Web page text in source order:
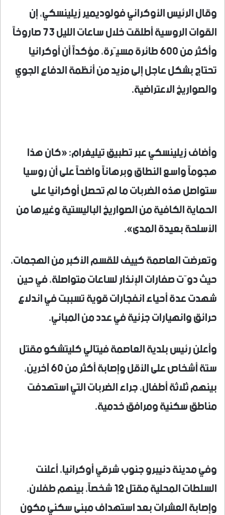
وقال الرئيس الأوكراني فولوديمير زيلينسكي، إن
القوات الروسية أطلقت خلال ساعات الليل 73 صاروخاً
وأكثر من 600 طائرة مسيّرة، مؤكداً أن أوكرانيا
تحتاج بشكل عاجل إلى مزيد من أنظمة الدفاع الجوي
والصواريخ الاعتراضية.
وأضاف زيلينسكي عبر تطبيق تيليغرام: «كان هذا
هجوماً واسع النطاق وبرهاناً واضحاً على أن روسيا
ستواصل هذه الضربات ما لم تحصل أوكرانيا على
الحماية الكافية من الصواريخ الباليستية وغيرها من
الأسلحة بعيدة المدى».
وتعرضت العاصمة كييف للقسم الأكبر من الهجمات،
حيث دوّت صفارات الإنذار لساعات متواصلة، في حين
شهدت عدة أحياء انفجارات قوية تسببت في اندلاع
حرائق وانهيارات جزئية في عدد من المباني.
وأعلن رئيس بلدية العاصمة فيتالي كليتشكو مقتل
ستة أشخاص على الأقل وإصابة أكثر من 60 آخرين،
بينهم ثلاثة أطفال، جراء الضربات التي استهدفت
مناطق سكنية ومرافق خدمية.
وفي مدينة دنيبرو جنوب شرقي أوكرانيا، أعلنت
السلطات المحلية مقتل 12 شخصاً، بينهم طفلان،
وإصابة العشرات بعد استهداف مبنى سكني مكون